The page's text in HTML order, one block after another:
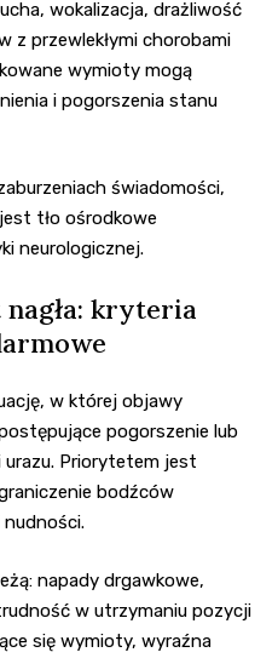
wokalizacja, drażliwość
z przewlekłymi chorobami
wymioty mogą
i pogorszenia stanu
świadomości,
tło ośrodkowe
neurologicznej.
kryteria
w której objawy
pogorszenie lub
Priorytetem jest
bodźców
napady drgawkowe,
w utrzymaniu pozycji
się wymioty, wyraźna